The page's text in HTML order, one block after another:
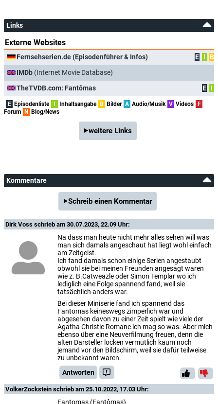
Links
Externe Websites
Fernsehserien.de (Episodenführer & Infos) E I
B
IMDb (Internet Movie Database)
TheTVDB.com: Fantômas
E I
E Episodenliste I Inhaltsangabe B Bilder A Audio/Musik V Videos F
Forum N Blog/News
weitere Links
Kommentare
Schreib einen Kommentar
Dirk Voss schrieb am 30.07.2023, 22.09 Uhr:
Na dass man heute nicht mehr alles sehen will was
man sich damals angeschaut hat liegt wohl einfach
am Zeitgeist.
Ich fand damals schon einige Serien angestaubt
obwohl sie bei meinen Freunden angesagt waren
wie z. B.Catweazle oder Simon Templar wo ich
lediglich eine Folge spannend fand, weil sie
tatsächlich anders war.
Bei dieser Miniserie fand ich spannend das
Fantomas keineswegs zimperlich war und
abgesehen davon zu einer Zeit spielt wie viele der
Agatha Christie Romane ich mag so was. Aber mich
ebenso über eine Neuverfilmung freuen, denn die
alten Darsteller locken vermutlich kaum noch
jemand vor den Bildschirm, weil sie dafür teilweise
zu unbekannt waren.
Antworten
VolkerZockstein schrieb am 25.10.2022, 17.03 Uhr:
Fantomas (Fantômas)